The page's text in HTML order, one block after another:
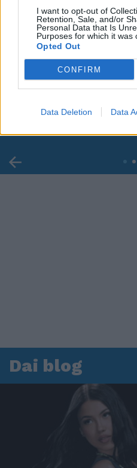
I want to opt-out of
Retention, Sale, and/or
Personal Data that Is
Purposes for which it was
Opted Out
CONFIRM
Data Deletion Data
in ospedale. Le
Dai blog